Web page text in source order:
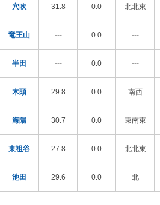
穴吹 31.8 0.0 北北東
竜王山 --- 0.0 ---
半田 --- 0.0 ---
木頭 29.8 0.0 南西
海陽 30.7 0.0 東南東
東祖谷 27.8 0.0 北北東
池田 29.6 0.0 北